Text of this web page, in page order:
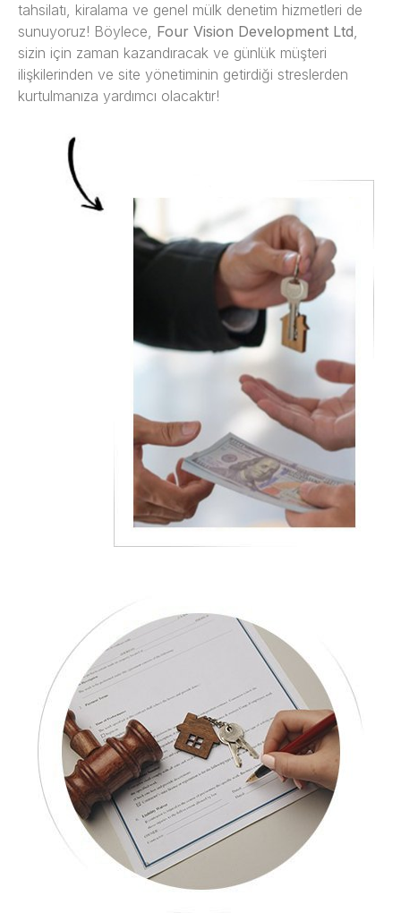
tahsilatı, kiralama ve genel mülk denetim hizmetleri de
sunuyoruz! Böylece, Four Vision Development Ltd,
sizin için zaman kazandıracak ve günlük müşteri
ilişkilerinden ve site yönetiminin getirdiği streslerden
kurtulmanıza yardımcı olacaktır!